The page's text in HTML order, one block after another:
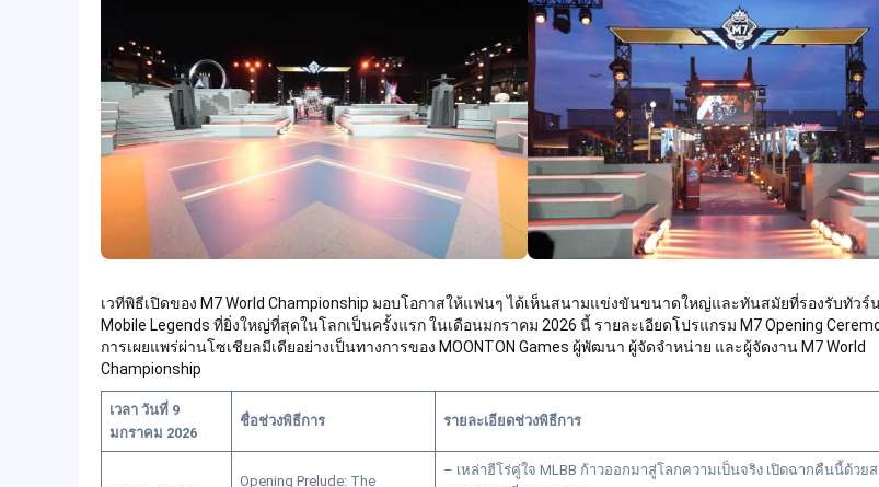
เวทีพิธีเปิดของ M7 World Championship มอบโอกาสให้แฟนๆ ได้เห็นสนามแข่งขันขนาดใหญ่และทันสมัยที่รองรับทัวร์
Mobile Legends ที่ยิ่งใหญ่ที่สุดในโลกเป็นครั้งแรก ในเดือนมกราคม 2026 นี้ รายละเอียดโปรแกรม M7 Opening
การเผยแพร่ผ่านโซเชียลมีเดียอย่างเป็นทางการของ MOONTON Games ผู้พัฒนา ผู้จัดจำหน่าย และผู้จัดงาน M7 World
Championship
เวลา วันที่ 9
มกราคม 2026
ชื่อช่วงพิธีการ รายละเอียดช่วงพิธีการ
Opening Prelude: The
– เหล่าฮีโร่คู่ใจ MLBB ก้าวออกมาสู่โลกความเป็นจริง เปิดฉากคืนนี้ด้วยส